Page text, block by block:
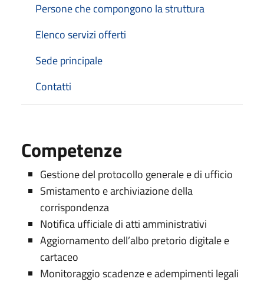
Persone che compongono la struttura
Elenco servizi offerti
Sede principale
Contatti
Competenze
Gestione del protocollo generale e di ufficio
Smistamento e archiviazione della
corrispondenza
Notifica ufficiale di atti amministrativi
Aggiornamento dell’albo pretorio digitale e
cartaceo
Monitoraggio scadenze e adempimenti legali